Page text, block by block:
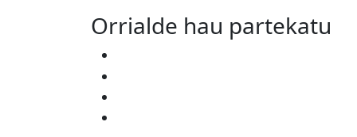
Orrialde hau partekatu